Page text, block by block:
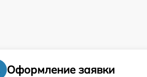
Оформление заявки